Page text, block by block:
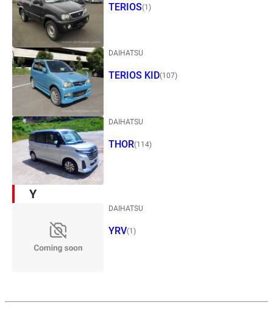
TERIOS(1)
DAIHATSU
TERIOS KID(107)
DAIHATSU
THOR(114)
Y
DAIHATSU
YRV(1)